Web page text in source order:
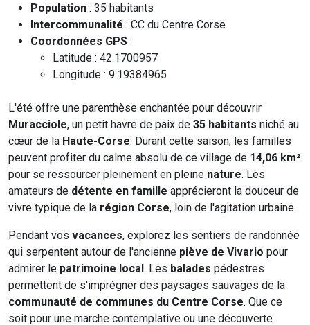
Population : 35 habitants
Intercommunalité : CC du Centre Corse
Coordonnées GPS :
Latitude : 42.1700957
Longitude : 9.19384965
L'été offre une parenthèse enchantée pour découvrir
Muracciole, un petit havre de paix de 35 habitants niché au
cœur de la Haute-Corse. Durant cette saison, les familles
peuvent profiter du calme absolu de ce village de 14,06 km²
pour se ressourcer pleinement en pleine nature. Les
amateurs de détente en famille apprécieront la douceur de
vivre typique de la région Corse, loin de l'agitation urbaine.
Pendant vos vacances, explorez les sentiers de randonnée
qui serpentent autour de l'ancienne piève de Vivario pour
admirer le patrimoine local. Les balades pédestres
permettent de s'imprégner des paysages sauvages de la
communauté de communes du Centre Corse. Que ce
soit pour une marche contemplative ou une découverte